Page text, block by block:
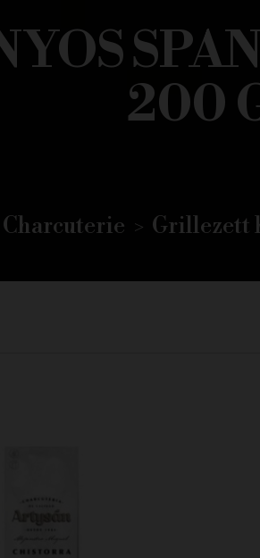
200
Charcuterie Grillezett